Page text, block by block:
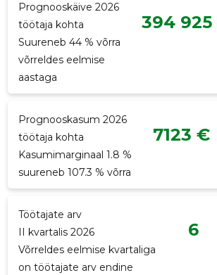
Prognooskäive 2026
töötaja kohta
394
Suureneb 44 % võrra
võrreldes eelmise
aastaga
Prognooskasum 2026
töötaja kohta
7123 €
Kasumimarginaal 1.8 %
suureneb 107.3 % võrra
Töötajate arv
II kvartalis 2026
6
Võrreldes eelmise kvartaliga
on töötajate arv endine